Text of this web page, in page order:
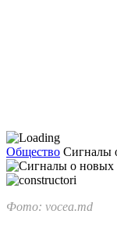
Общество Сигналы
Фото: vocea.md